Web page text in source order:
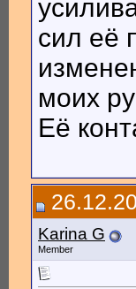
сил её
моих
Её
Karina G
Member